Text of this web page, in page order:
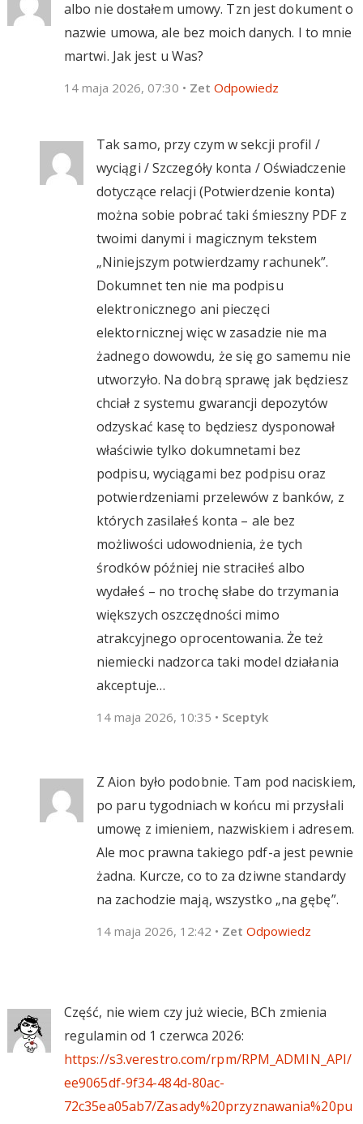
albo nie dostałem umowy. Tzn jest dokument o
nazwie umowa, ale bez moich danych. I to mnie
martwi. Jak jest u Was?
14 maja 2026, 07:30 • Zet Odpowiedz
Tak samo, przy czym w sekcji profil /
wyciągi / Szczegóły konta / Oświadczenie
dotyczące relacji (Potwierdzenie konta)
można sobie pobrać taki śmieszny PDF z
twoimi danymi i magicznym tekstem
„Niniejszym potwierdzamy rachunek”.
Dokumnet ten nie ma podpisu
elektronicznego ani pieczęci
elektornicznej więc w zasadzie nie ma
żadnego dowowdu, że się go samemu nie
utworzyło. Na dobrą sprawę jak będziesz
chciał z systemu gwarancji depozytów
odzyskać kasę to będziesz dysponował
właściwie tylko dokumnetami bez
podpisu, wyciągami bez podpisu oraz
potwierdzeniami przelewów z banków, z
których zasilałeś konta – ale bez
możliwości udowodnienia, że tych
środków później nie straciłeś albo
wydałeś – no trochę słabe do trzymania
większych oszczędności mimo
atrakcyjnego oprocentowania. Że też
niemiecki nadzorca taki model działania
akceptuje…
14 maja 2026, 10:35 • Sceptyk
Z Aion było podobnie. Tam pod naciskiem,
po paru tygodniach w końcu mi przysłali
umowę z imieniem, nazwiskiem i adresem.
Ale moc prawna takiego pdf-a jest pewnie
żadna. Kurcze, co to za dziwne standardy
na zachodzie mają, wszystko „na gębę”.
14 maja 2026, 12:42 • Zet Odpowiedz
Część, nie wiem czy już wiecie, BCh zmienia
regulamin od 1 czerwca 2026:
https://s3.verestro.com/rpm/RPM_ADMIN_API/
ee9065df-9f34-484d-80ac-
72c35ea05ab7/Zasady%20przyznawania%20pu